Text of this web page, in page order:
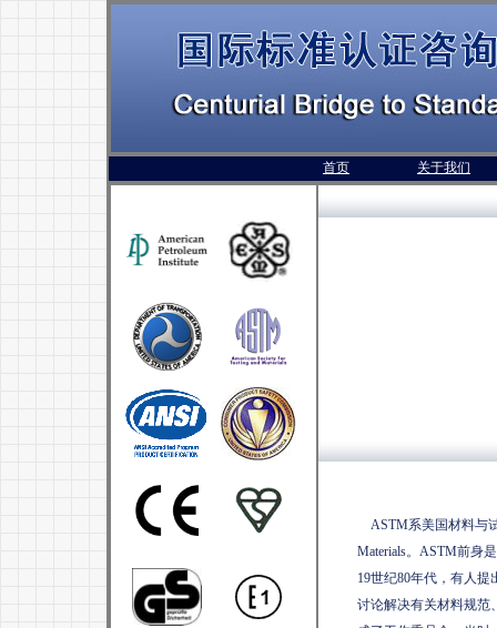
首页 关于我们
ASTM系美国材料与
Materials。 ASTM前身
19世纪80年代，有人提
讨论解决有关材料规范